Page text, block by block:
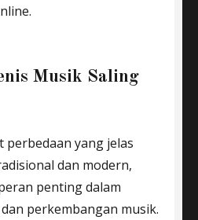
Musik Saling
perbedaan yang jelas
dan modern,
penting dalam
perkembangan musik.